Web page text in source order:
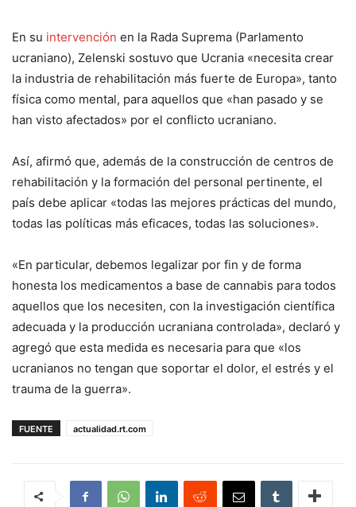
En su intervención en la Rada Suprema (Parlamento
ucraniano), Zelenski sostuvo que Ucrania «necesita crear
la industria de rehabilitación más fuerte de Europa», tanto
física como mental, para aquellos que «han pasado y se
han visto afectados» por el conflicto ucraniano.
Así, afirmó que, además de la construcción de centros de
rehabilitación y la formación del personal pertinente, el
país debe aplicar «todas las mejores prácticas del mundo,
todas las políticas más eficaces, todas las soluciones».
«En particular, debemos legalizar por fin y de forma
honesta los medicamentos a base de cannabis para todos
aquellos que los necesiten, con la investigación científica
adecuada y la producción ucraniana controlada», declaró y
agregó que esta medida es necesaria para que «los
ucranianos no tengan que soportar el dolor, el estrés y el
trauma de la guerra».
FUENTE actualidad.rt.com